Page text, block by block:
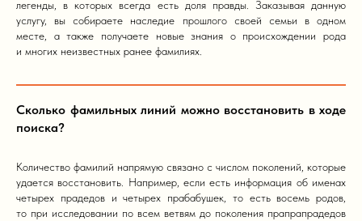
легенды, в которых всегда есть доля правды. Заказывая данную
услугу, вы собираете наследие прошлого своей семьи в одном
месте, а также получаете новые знания о происхождении рода
и многих неизвестных ранее фамилиях.
Сколько фамильных линий можно восстановить в ходе
поиска?
Количество фамилий напрямую связано с числом поколений, которые
удается восстановить. Например, если есть информация об именах
четырех прадедов и четырех прабабушек, то есть восемь родов,
то при исследовании по всем ветвям до поколения прапрапрадедов